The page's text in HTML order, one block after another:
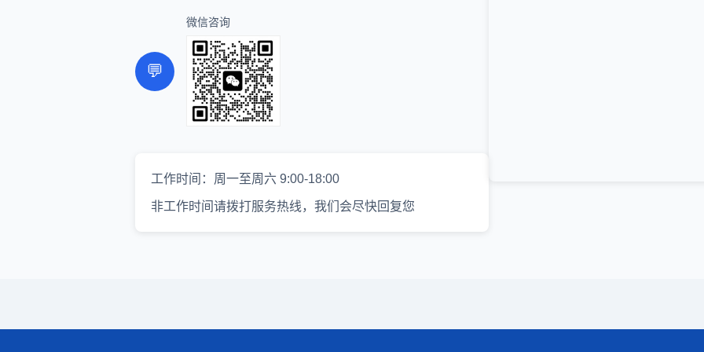
💬
微信咨询
工作时间：周一至周六 9:00-18:00
非工作时间请拨打服务热线，我们会尽快回复您